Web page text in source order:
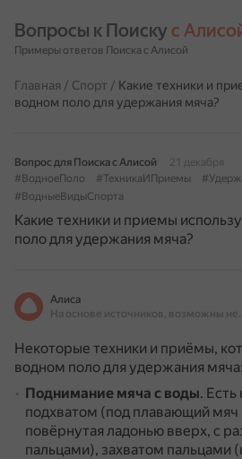
Вопросы к Поиску с
Примеры ответов Поиска с Алисой
Главная / Спорт / Какие техники и
водном поло для удержания мяча?
Вопрос для Поиска с Алисой
21 декабря
#ВодноеПоло
#ТехникаИПриемы
#ВодныеВидыСпорта
Какие техники и приемы
поло для удержания мяча?
Алиса
На основе
Некоторые техники и приёмы,
водном поло для удержания мяча:
Поднимание мяча с воды. Есть
подхватом (под плавающий мяч
повёрнутая ладонью вверх, с
пальцами), захватом пальцами